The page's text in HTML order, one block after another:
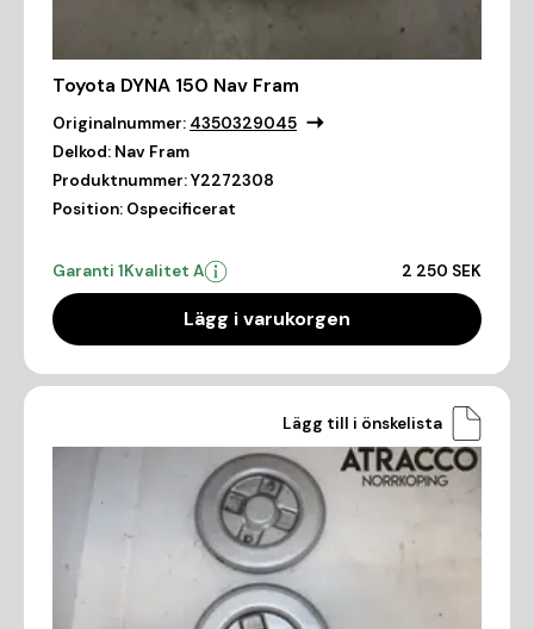
Toyota DYNA 150 Nav Fram
Originalnummer: 4350329045
Delkod: Nav Fram
Produktnummer:Y2272308
Position: Ospecificerat
Garanti 1Kvalitet A 2 250 SEK
Lägg i varukorgen
Lägg till i önskelista